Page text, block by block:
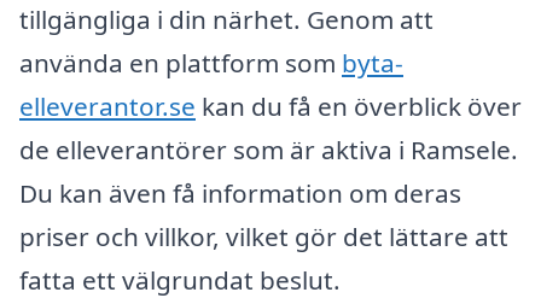
tillgängliga i din närhet. Genom att
använda en plattform som byta-
elleverantor.se kan du få en överblick över
de elleverantörer som är aktiva i Ramsele.
Du kan även få information om deras
priser och villkor, vilket gör det lättare att
fatta ett välgrundat beslut.